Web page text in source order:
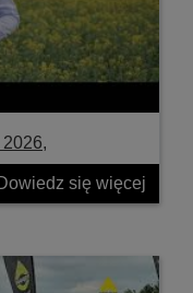
Dowiedz się więcej